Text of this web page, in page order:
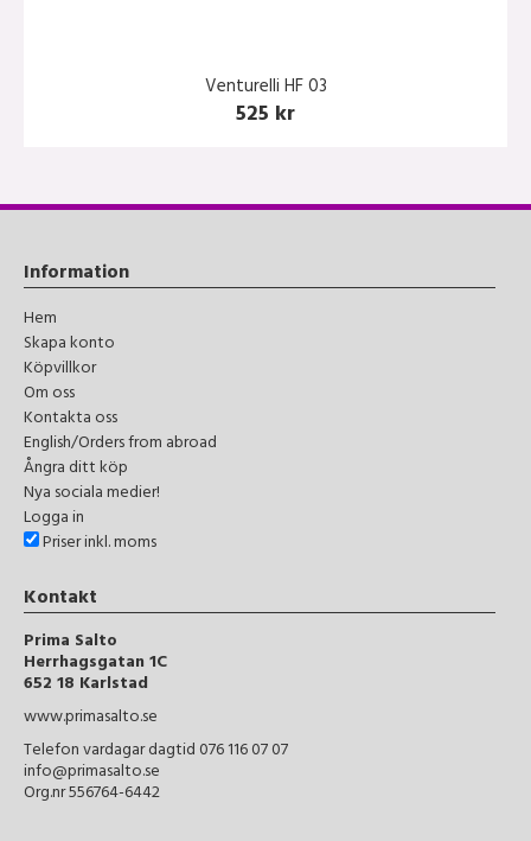
Venturelli HF 03
525 kr
Information
Hem
Skapa konto
Köpvillkor
Om oss
Kontakta oss
English/Orders from abroad
Ångra ditt köp
Nya sociala medier!
Logga in
Priser inkl. moms
Kontakt
Prima Salto
Herrhagsgatan 1C
652 18 Karlstad
www.primasalto.se
Telefon vardagar dagtid 076 116 07 07
info@primasalto.se
Org.nr 556764-6442